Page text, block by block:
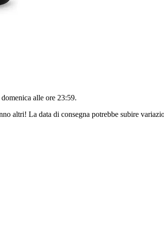
domenica alle ore 23:59.
altri! La data di consegna potrebbe subire